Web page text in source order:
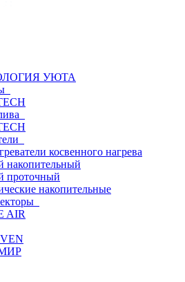
УЮТА
косвенного нагрева
накопительный
проточный
накопительные
AIR